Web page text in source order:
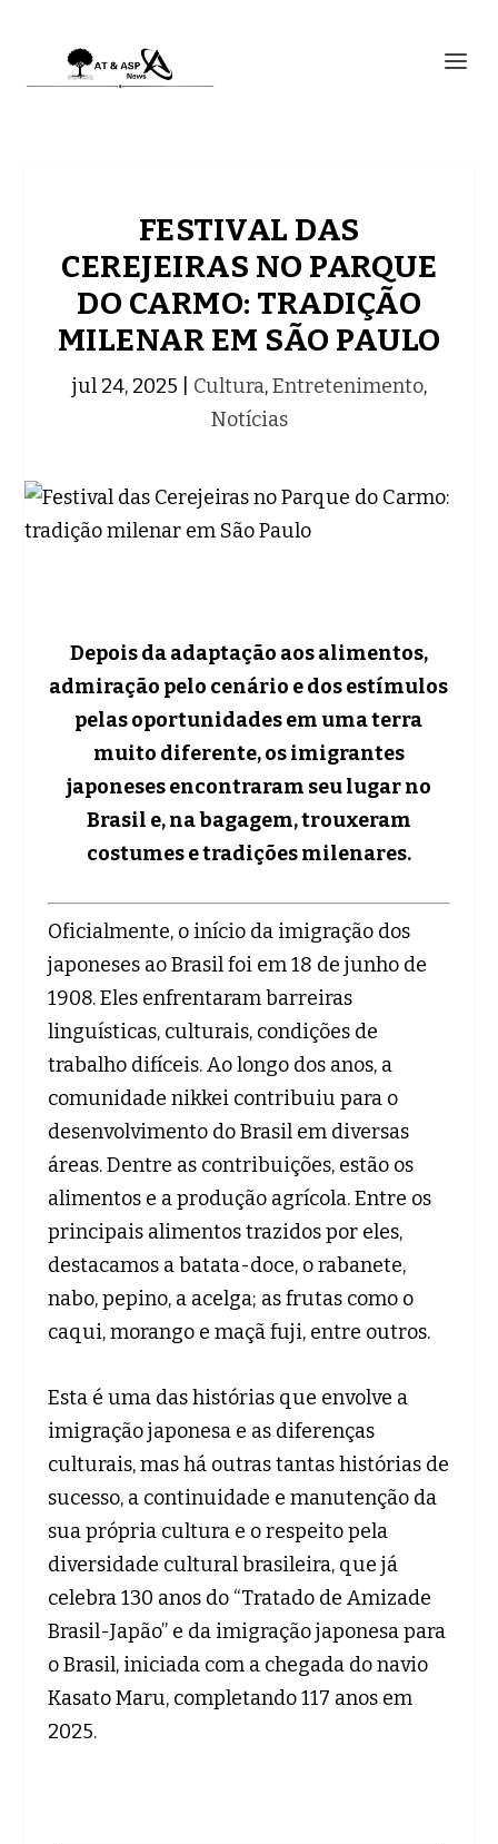
FESTIVAL DAS
CEREJEIRAS NO PARQUE
DO CARMO: TRADIÇÃO
MILENAR EM SÃO PAULO
jul 24, 2025 Cultura,Entretenimento,
Notícias
Depois da adaptação aos alimentos,
admiração pelo cenário e dos estímulos
pelas oportunidades em uma terra
muito diferente, os imigrantes
japoneses encontraram seu lugar no
Brasil e, na bagagem, trouxeram
costumes e tradições milenares.
Oficialmente, o início da imigração dos
japoneses ao Brasil foi em 18 de junho de
1908. Eles enfrentaram barreiras
linguísticas, culturais, condições de
trabalho difíceis. Ao longo dos anos, a
comunidade nikkei contribuiu para o
desenvolvimento do Brasil em diversas
áreas. Dentre as contribuições, estão os
alimentos e a produção agrícola. Entre os
principais alimentos trazidos por eles,
destacamos a batata-doce, o rabanete,
nabo, pepino, a acelga; as frutas como o
caqui, morango e maçã fuji, entre outros.
Esta é uma das histórias que envolve a
imigração japonesa e as diferenças
culturais, mas há outras tantas histórias de
sucesso, a continuidade e manutenção da
sua própria cultura e o respeito pela
diversidade cultural brasileira, que já
celebra 130 anos do “Tratado de Amizade
Brasil-Japão” e da imigração japonesa para
o Brasil, iniciada com a chegada do navio
Kasato Maru, completando 117 anos em
2025.